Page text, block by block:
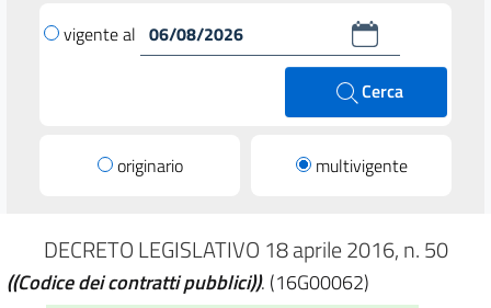
vigente al
Cerca
originario multivigente
DECRETO LEGISLATIVO 18 aprile 2016, n. 50
((Codice dei contratti pubblici)). (16G00062)